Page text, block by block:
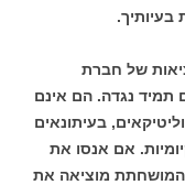
של חברת
תמיד נגדה. הם אינם
בעיתונאים
אם אנסו את
מוציאה את